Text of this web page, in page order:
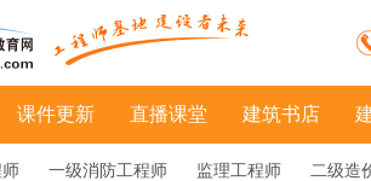
课件更新 直播课堂 建筑书店
一级消防工程师 监理工程师 二级造